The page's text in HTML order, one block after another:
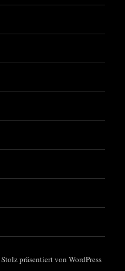
Stolz präsentiert von WordPress